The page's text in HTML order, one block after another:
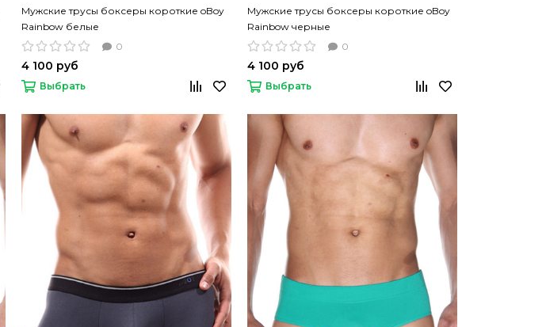
Мужские трусы боксеры короткие oBoy
Rainbow белые
0
4 100 руб
Выбрать
Мужские трусы боксеры короткие oBoy
Rainbow черные
0
4 100 руб
Выбрать